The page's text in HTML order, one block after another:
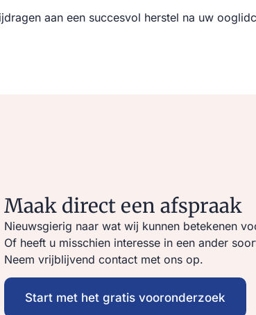
aan een succesvol herstel na uw
Maak direct een afspraak
Nieuwsgierig naar wat wij kunnen betekenen
Of heeft u misschien interesse in een ander
Neem vrijblijvend contact met ons op.
Start met het gratis vooronderzoek